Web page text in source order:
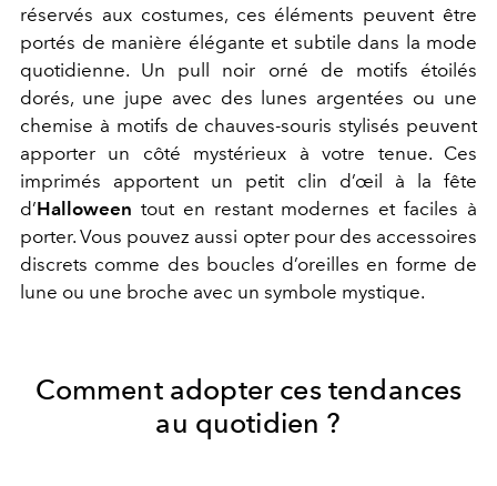
réservés aux costumes, ces éléments peuvent être
portés de manière élégante et subtile dans la mode
quotidienne. Un pull noir orné de motifs étoilés
dorés, une jupe avec des lunes argentées ou une
chemise à motifs de chauves-souris stylisés peuvent
apporter un côté mystérieux à votre tenue. Ces
imprimés apportent un petit clin d’œil à la fête
d’Halloween tout en restant modernes et faciles à
porter. Vous pouvez aussi opter pour des accessoires
discrets comme des boucles d’oreilles en forme de
lune ou une broche avec un symbole mystique.
Comment adopter ces tendances
au quotidien ?